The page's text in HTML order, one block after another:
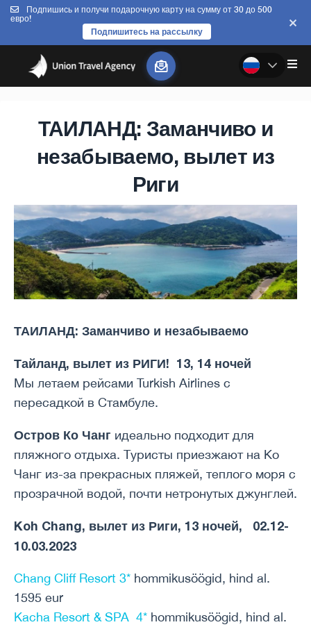
Подпишись и получи подарочную карту на сумму от 30 до 500
евро!
Подпишитесь на рассылку
ТАИЛАНД: Заманчиво и
незабываемо, вылет из
Риги
ТАИЛАНД: Заманчиво и незабываемо
Тайланд, вылет из РИГИ! 13, 14 ночей
Мы летаем рейсами Turkish Airlines с
пересадкой в Стамбуле.
Остров Ко Чанг идеально подходит для
пляжного отдыха. Туристы приезжают на Ко
Чанг из-за прекрасных пляжей, теплого моря с
прозрачной водой, почти нетронутых джунглей.
Koh Chang, вылет из Риги, 13 ночей, 02.12-
10.03.2023
Chang Cliff Resort 3* hommikusöögid, hind al.
1595 eur
Kacha Resort & SPA 4* hommikusöögid, hind al.